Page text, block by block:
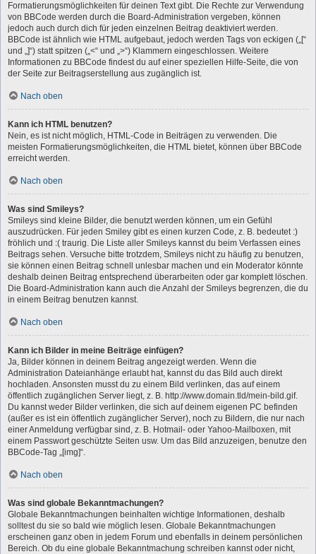
Formatierungsmöglichkeiten für deinen Text gibt. Die Rechte zur Verwendung
von BBCode werden durch die Board-Administration vergeben, können
jedoch auch durch dich für jeden einzelnen Beitrag deaktiviert werden.
BBCode ist ähnlich wie HTML aufgebaut, jedoch werden Tags von eckigen („[“
und „]“) statt spitzen („<“ und „>“) Klammern eingeschlossen. Weitere
Informationen zu BBCode findest du auf einer speziellen Hilfe-Seite, die von
der Seite zur Beitragserstellung aus zugänglich ist.
Nach oben
Kann ich HTML benutzen?
Nein, es ist nicht möglich, HTML-Code in Beiträgen zu verwenden. Die
meisten Formatierungsmöglichkeiten, die HTML bietet, können über BBCode
erreicht werden.
Nach oben
Was sind Smileys?
Smileys sind kleine Bilder, die benutzt werden können, um ein Gefühl
auszudrücken. Für jeden Smiley gibt es einen kurzen Code, z. B. bedeutet :)
fröhlich und :( traurig. Die Liste aller Smileys kannst du beim Verfassen eines
Beitrags sehen. Versuche bitte trotzdem, Smileys nicht zu häufig zu benutzen,
sie können einen Beitrag schnell unlesbar machen und ein Moderator könnte
deshalb deinen Beitrag entsprechend überarbeiten oder gar komplett löschen.
Die Board-Administration kann auch die Anzahl der Smileys begrenzen, die du
in einem Beitrag benutzen kannst.
Nach oben
Kann ich Bilder in meine Beiträge einfügen?
Ja, Bilder können in deinem Beitrag angezeigt werden. Wenn die
Administration Dateianhänge erlaubt hat, kannst du das Bild auch direkt
hochladen. Ansonsten musst du zu einem Bild verlinken, das auf einem
öffentlich zugänglichen Server liegt, z. B. http://www.domain.tld/mein-bild.gif.
Du kannst weder Bilder verlinken, die sich auf deinem eigenen PC befinden
(außer es ist ein öffentlich zugänglicher Server), noch zu Bildern, die nur nach
einer Anmeldung verfügbar sind, z. B. Hotmail- oder Yahoo-Mailboxen, mit
einem Passwort geschützte Seiten usw. Um das Bild anzuzeigen, benutze den
BBCode-Tag „[img]“.
Nach oben
Was sind globale Bekanntmachungen?
Globale Bekanntmachungen beinhalten wichtige Informationen, deshalb
solltest du sie so bald wie möglich lesen. Globale Bekanntmachungen
erscheinen ganz oben in jedem Forum und ebenfalls in deinem persönlichen
Bereich. Ob du eine globale Bekanntmachung schreiben kannst oder nicht,